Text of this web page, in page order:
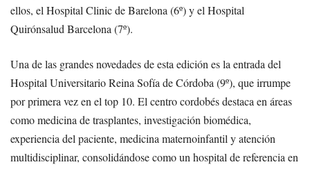
ellos, el Hospital Clinic de Barelona (6º) y el Hospital
Quirónsalud Barcelona (7º).
Una de las grandes novedades de esta edición es la entrada del
Hospital Universitario Reina Sofía de Córdoba (9º), que irrumpe
por primera vez en el top 10. El centro cordobés destaca en áreas
como medicina de trasplantes, investigación biomédica,
experiencia del paciente, medicina maternoinfantil y atención
multidisciplinar, consolidándose como un hospital de referencia en